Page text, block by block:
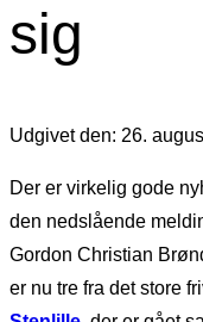
sig
Udgivet den: 26.
Der er virkelig gode
den nedslående
Gordon Christian
er nu tre fra det store